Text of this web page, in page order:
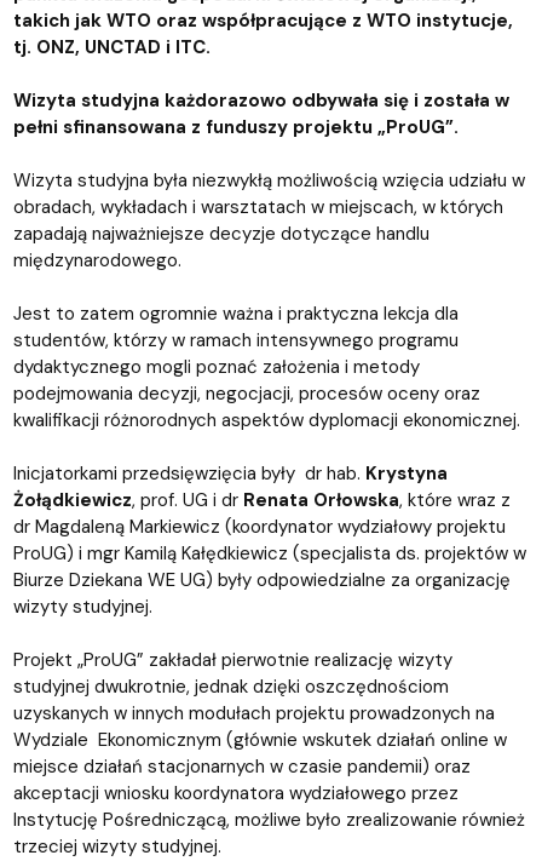
takich jak WTO oraz współpracujące z WTO instytucje,
tj. ONZ, UNCTAD i ITC.
Wizyta studyjna każdorazowo odbywała się i została w
pełni sfinansowana z funduszy projektu „ProUG”.
Wizyta studyjna była niezwykłą możliwością wzięcia udziału w
obradach, wykładach i warsztatach w miejscach, w których
zapadają najważniejsze decyzje dotyczące handlu
międzynarodowego.
Jest to zatem ogromnie ważna i praktyczna lekcja dla
studentów, którzy w ramach intensywnego programu
dydaktycznego mogli poznać założenia i metody
podejmowania decyzji, negocjacji, procesów oceny oraz
kwalifikacji różnorodnych aspektów dyplomacji ekonomicznej.
Inicjatorkami przedsięwzięcia były dr hab. Krystyna
Żołądkiewicz, prof. UG i dr Renata Orłowska, które wraz z
dr Magdaleną Markiewicz (koordynator wydziałowy projektu
ProUG) i mgr Kamilą Kałędkiewicz (specjalista ds. projektów w
Biurze Dziekana WE UG) były odpowiedzialne za organizację
wizyty studyjnej.
Projekt „ProUG” zakładał pierwotnie realizację wizyty
studyjnej dwukrotnie, jednak dzięki oszczędnościom
uzyskanych w innych modułach projektu prowadzonych na
Wydziale Ekonomicznym (głównie wskutek działań online w
miejsce działań stacjonarnych w czasie pandemii) oraz
akceptacji wniosku koordynatora wydziałowego przez
Instytucję Pośredniczącą, możliwe było zrealizowanie również
trzeciej wizyty studyjnej.